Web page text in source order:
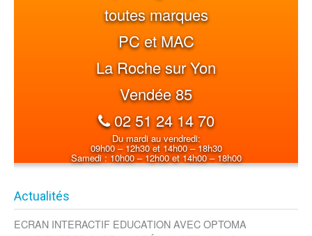
toutes marques
PC et MAC
La Roche sur Yon
Vendée 85
02 51 24 14 70
Du mardi au vendredi:
09h00 – 12h30 et 14h00 – 18h30
Samedi : 10h00 – 12h00 et 14h00 – 18h00
Actualités
ECRAN INTERACTIF EDUCATION AVEC OPTOMA